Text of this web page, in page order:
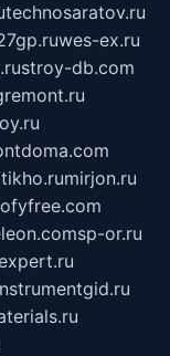
technosaratov.ru
wes-ex.ru
stroy-db.com
mirjon.ru
sp-or.ru